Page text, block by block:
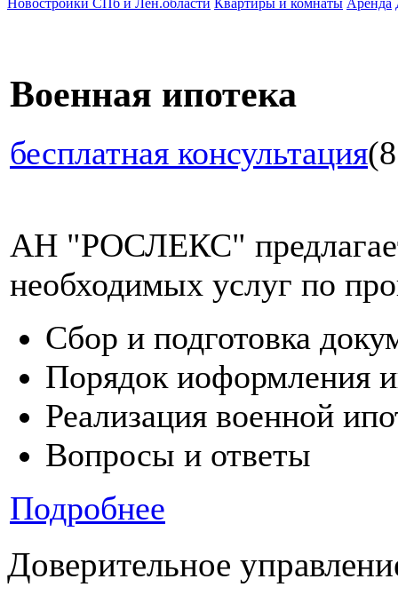
Военная ипотека
бесплатная консультация
АН "РОСЛЕКС"
необходимых услуг по
Сбор и подготовка
Порядок иоформления
Реализация военной
Вопросы и ответы
Подробнее
Доверительное